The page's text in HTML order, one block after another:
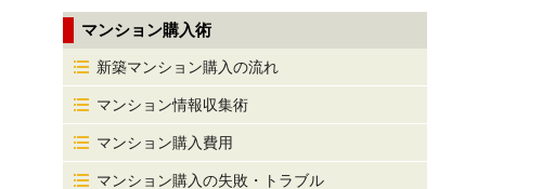
マンション購入術
新築マンション購入の流れ
マンション情報収集術
マンション購入費用
マンション購入の失敗・トラブル